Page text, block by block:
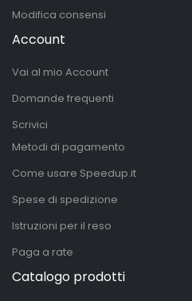
Modifica consensi
Account
Vai al mio Account
Domande frequenti
Scrivici
Metodi di pagamento
Come usare Speedup.it
Spese di spedizione
Istruzioni per il reso
Paga a rate
Catalogo prodotti